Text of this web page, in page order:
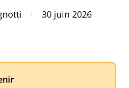
30 juin 2026